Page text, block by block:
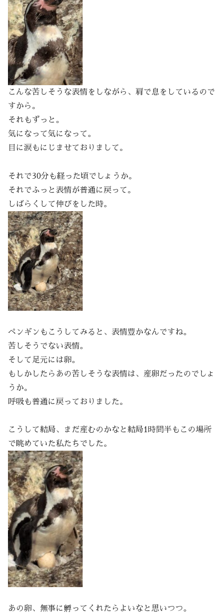
こんな苦しそうな表情をしながら、肩で息をしているので
すから。
それもずっと。
気になって気になって。
目に涙もにじませておりまして。
それで30分も経った頃でしょうか。
それでふっと表情が普通に戻って。
しばらくして伸びをした時。
ペンギンもこうしてみると、表情豊かなんですね。
苦しそうでない表情。
そして足元には卵。
もしかしたらあの苦しそうな表情は、産卵だったのでしょ
うか。
呼吸も普通に戻っておりました。
こうして結局、まだ産むのかなと結局1時間半もこの場所
で眺めていた私たちでした。
あの卵、無事に孵ってくれたらよいなと思いつつ。